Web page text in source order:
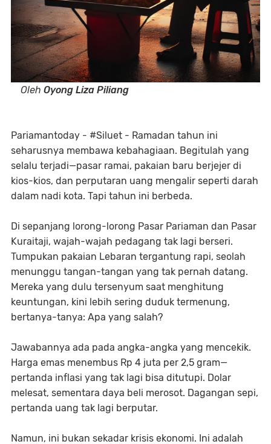
Oleh Oyong Liza Piliang
Pariamantoday - #Siluet - Ramadan tahun ini
seharusnya membawa kebahagiaan. Begitulah yang
selalu terjadi—pasar ramai, pakaian baru berjejer di
kios-kios, dan perputaran uang mengalir seperti darah
dalam nadi kota. Tapi tahun ini berbeda.
Di sepanjang lorong-lorong Pasar Pariaman dan Pasar
Kuraitaji, wajah-wajah pedagang tak lagi berseri.
Tumpukan pakaian Lebaran tergantung rapi, seolah
menunggu tangan-tangan yang tak pernah datang.
Mereka yang dulu tersenyum saat menghitung
keuntungan, kini lebih sering duduk termenung,
bertanya-tanya: Apa yang salah?
Jawabannya ada pada angka-angka yang mencekik.
Harga emas menembus Rp 4 juta per 2,5 gram—
pertanda inflasi yang tak lagi bisa ditutupi. Dolar
melesat, sementara daya beli merosot. Dagangan sepi,
pertanda uang tak lagi berputar.
Namun, ini bukan sekadar krisis ekonomi. Ini adalah